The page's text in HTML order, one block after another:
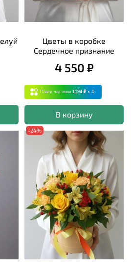
Цветы в коробке
Сердечное признание
4 550 ₽
Плати частями 1194 ₽ x 4
В корзину
-24%